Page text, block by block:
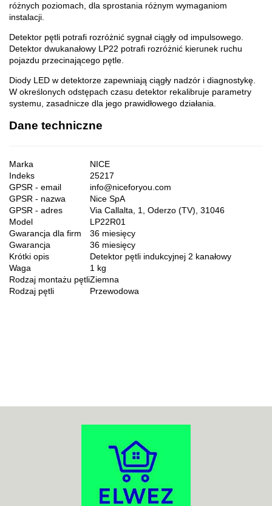
różnych poziomach, dla sprostania różnym wymaganiom
instalacji.
Detektor pętli potrafi rozróżnić sygnał ciągły od impulsowego.
Detektor dwukanałowy LP22 potrafi rozróżnić kierunek ruchu
pojazdu przecinającego pętle.
Diody LED w detektorze zapewniają ciągły nadzór i diagnostykę.
W określonych odstępach czasu detektor rekalibruje parametry
systemu, zasadnicze dla jego prawidłowego działania.
Dane techniczne
Marka
NICE
Indeks
25217
GPSR - email
info@niceforyou.com
GPSR - nazwa
Nice SpA
GPSR - adres
Via Callalta, 1, Oderzo (TV), 31046
Model
LP22R01
Gwarancja dla firm
36 miesięcy
Gwarancja
36 miesięcy
Krótki opis
Detektor pętli indukcyjnej 2 kanałowy
Waga
1 kg
Rodzaj montażu pętliZiemna
Rodzaj pętli
Przewodowa
ACO
ADATA